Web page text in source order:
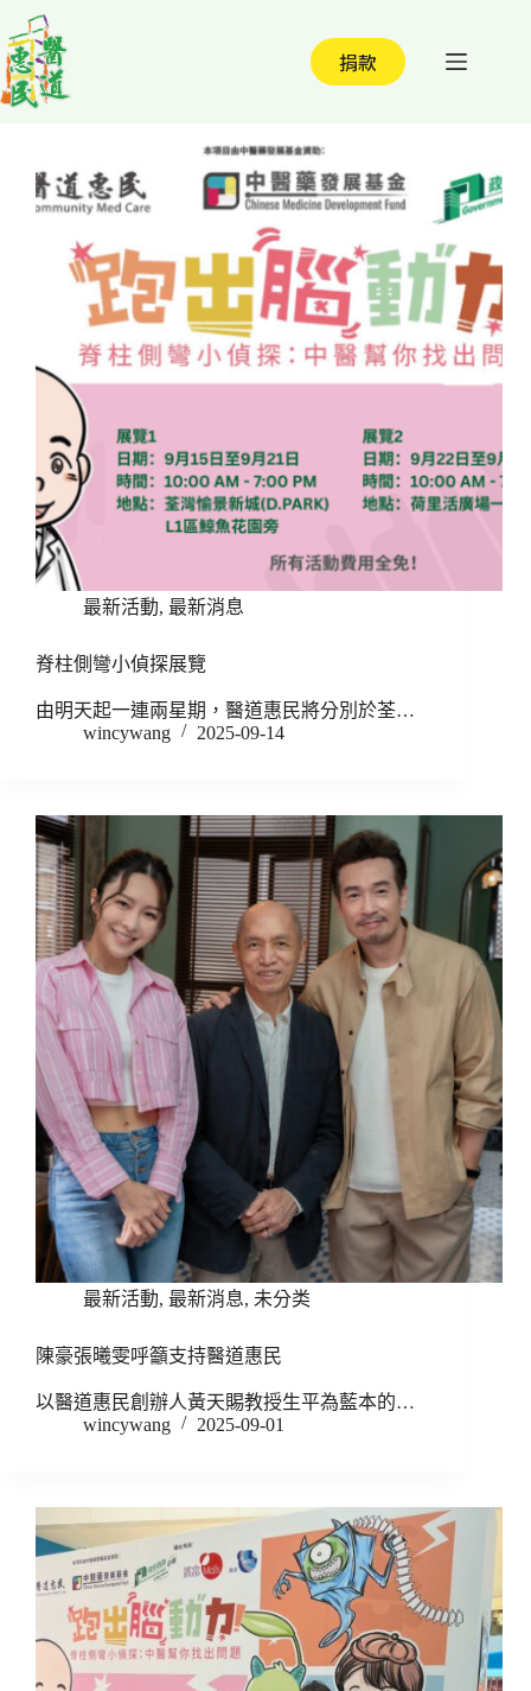
至
主
要
捐款
最新活動, 最新消息
脊柱側彎小偵探展覽
由明天起一連兩星期，醫道惠民將分別於荃…
wincywang
2025-09-14
最新活動, 最新消息, 未分类
陳豪張曦雯呼籲支持醫道惠民
以醫道惠民創辦人黃天賜教授生平為藍本的…
wincywang
2025-09-01